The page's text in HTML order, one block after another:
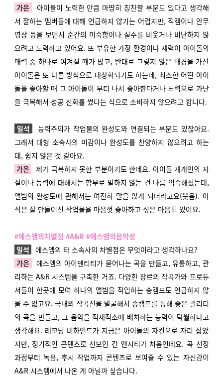
가은
아이돌이 노력한 만큼 마땅히 칭찬할 부분도 있다고 생각해
서 잘하는 멤버들에 대해 언급하지 않기는 어렵지만, 직캠이나 안무
영상 등을 보면서 순간의 미숙함이나 실수를 비웃거나 비난하지 않
으려고 노력하고 있어요. 또 부유한 가정 환경이나 재력이 아이돌의
매력 중 하나로 여겨질 때가 많고, 반대로 그렇지 않은 배경을 가진
아이돌은 또 다른 방식으로 대상화되기도 하는데, 최소한 어떤 아이
돌을 좋아할 때 그 아이돌이 부티 나서 좋아한다거나 노력으로 가난
을 극복해서 성공 신화를 썼다는 식으로 소비하지 않으려고 합니다.
일석
능력주의가 작업물의 완성도와 연결되는 부분도 있잖아요.
그래서 대형 소속사의 미감이나 완성도를 찬양하지 않으려고 하는
데, 쉽지 않은 것 같아요.
가은
제가 극복하지 못한 부분이기도 한데요. 아이돌 개개인의 자
질이나 능력에 대해서는 함부로 말하지 않는 건 나름 익숙해졌는데,
앨범의 완성도에 관해서는 여전히 말을 얹게 되더라고요(웃음). 아
직은 잘 만들어진 작업물을 마음껏 좋아하고 싶은 마음도 있어요.
#에스엠의차별점 #A&R #에스엠의음악성
일석
에스엠의 타 소속사의 차별점은 무엇이라고 생각하나요?
가은
에스엠의 아이덴티티가 묻어나는 곡을 만들고, 유통하고, 관
리하는 A&R 시스템을 구축한 거죠. 다양한 장르의 작곡가와 프로듀
서들이 한곳에 모여 하나의 앨범을 작업하는 송캠프도 언급하지 않
을 수 없고요. 국내외 작곡진을 발굴해서 송캠프를 통해 좋은 퀄리티
의 곡을 만들고, 그 음악을 적재적소에 배치하는 능력이 탁월하다고
생각해요. 레코딩 비하인드가 지금은 아이돌의 자컨으로 자리 잡았
지만, 정기적인 콘텐츠로 선보인 건 엔시티가 처음인데요. 곡 선정
과정부터 녹음, 후시 작업까지 콘텐츠로 보여줄 수 있는 자신감이
A&R 시스템에서 나온 게 아닐까 싶습니다.